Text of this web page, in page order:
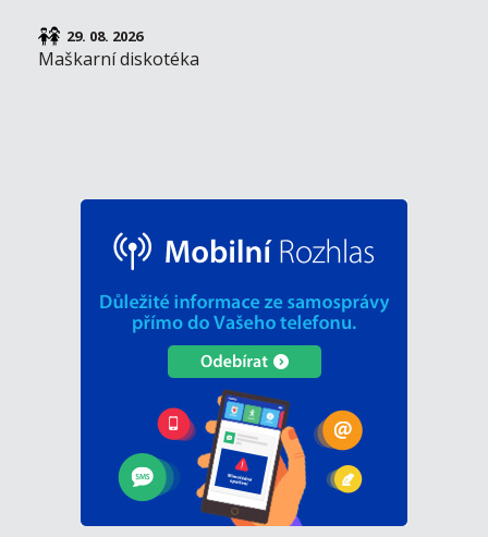
29. 08. 2026
Maškarní diskotéka